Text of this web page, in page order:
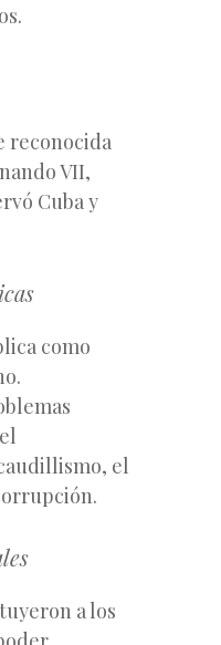
reconocida
VII,
Cuba y
como
el
a los